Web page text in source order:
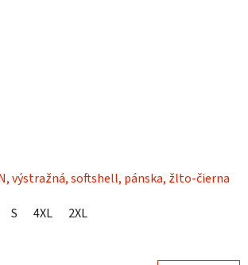
výstražná, softshell, pánska, žlto-čierna
S 4XL 2XL